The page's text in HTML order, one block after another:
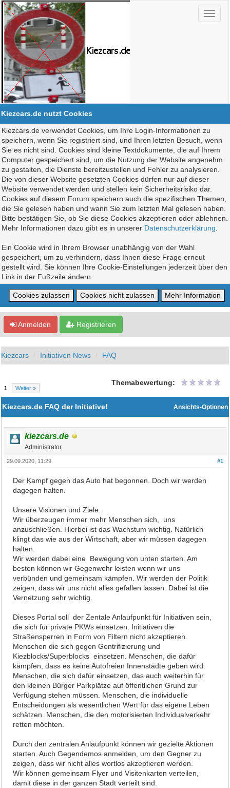
Kiezcars.de nutzt Cookies
Kiezcars.de verwendet Cookies, um Ihre Login-Informationen zu
speichern, wenn Sie registriert sind, und Ihren letzten Besuch, wenn
Sie es nicht sind. Cookies sind kleine Textdokumente, die auf Ihrem
Computer gespeichert sind, um die Nutzung der Website angenehm
zu gestalten, die Dienste bereitzustellen und Fehler zu analysieren.
Die von dieser Website gesetzten Cookies dürfen nur auf dieser
Website verwendet werden und stellen kein Sicherheitsrisiko dar.
Cookies auf diesem Forum speichern auch die spezifischen Themen,
die Sie gelesen haben und wann Sie zum letzten Mal gelesen haben.
Bitte bestätigen Sie, ob Sie diese Cookies akzeptieren oder ablehnen.
Mehr Informationen dazu gibt es in unserer Datenschutzerklärung
Ein Cookie wird in Ihrem Browser unabhängig von der Wahl
gespeichert, um zu verhindern, dass Ihnen diese Frage erneut
gestellt wird. Sie können Ihre Cookie-Einstellungen jederzeit über den
Link in der Fußzeile ändern.
Anmelden Registrieren
Kiezcars Initiativen News FAQ
1 Weiter »
Themabewertung:
Ansichts-Optionen
Kiezcars.de FAQ der Initiative!
kiezcars.de
Administrator
#1
29.09.2020, 11:29
Der Kampf gegen das Auto hat begonnen. Doch wir werden
dagegen halten.
Unsere Visionen und Ziele.
Wir überzeugen immer mehr Menschen sich, uns
anzuschließen. Hierbei ist das Wachstum wichtig. Natürlich
klingt das wie aus der Wirtschaft, aber wir müssen dagegen
halten.
Wir werden dabei eine Bewegung von unten starten. Am
besten können wir Gegenwehr leisten wenn wir uns
verbünden und gemeinsam kämpfen. Wir werden der Politik
zeigen, dass wir uns nicht alles gefallen lassen. Dabei ist die
Vernetzung sehr wichtig.
Dieses Portal soll der Zentale Anlaufpunkt für Initiativen sein,
die sich für private PKWs einsetzen. Initiativen die
Straßensperren in Form von Filtern nicht akzeptieren.
Menschen die sich gegen Gentrifizierung und
Kiezblocks/Superblocks einsetzen. Menschen, die dafür
kämpfen, dass es keine Autofreien Innenstädte geben wird.
Menschen, die sich dafür einsetzen, das auch weiterhin für
den kleinen Bürger Parkplätze auf öffentlichen Grund zur
Verfügung stehen müssen. Menschen, die individuelle
Entscheidungen als wesentlichen Wert für das eigene Leben
schätzen. Menschen, die den motorisierten Individualverkehr
retten möchten.
Durch den zentralen Anlaufpunkt können wir gezielte Aktionen
starten. Auch Gegendemos anmelden, um den Gegner zu
zeigen, dass wir nicht alles wortlos akzeptieren werden.
Wir können gemeinsam Flyer und Visitenkarten verteilen,
damit diese in der ganzen Stadt verteilt sind.